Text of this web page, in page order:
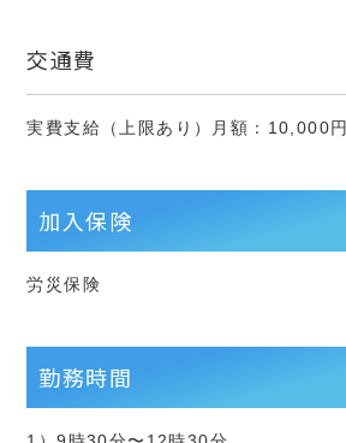
交通費
実費支給（上限あり）月額：10,000円
加入保険
労災保険
勤務時間